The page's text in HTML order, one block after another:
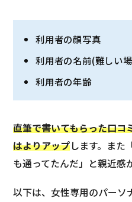
利用者の顔写真
利用者の名前(難しい
利用者の年齢
直筆で書いてもらった口コ
はよりアップします。また
も通ってたんだ」と親近感
以下は、女性専用のパーソ